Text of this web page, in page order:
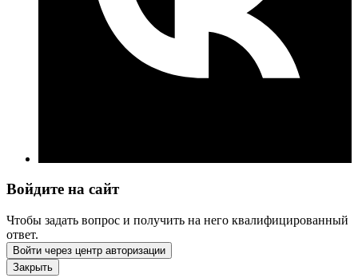
Войдите на сайт
Чтобы задать вопрос и получить на него квалифицированный
ответ.
Войти через центр авторизации
Закрыть